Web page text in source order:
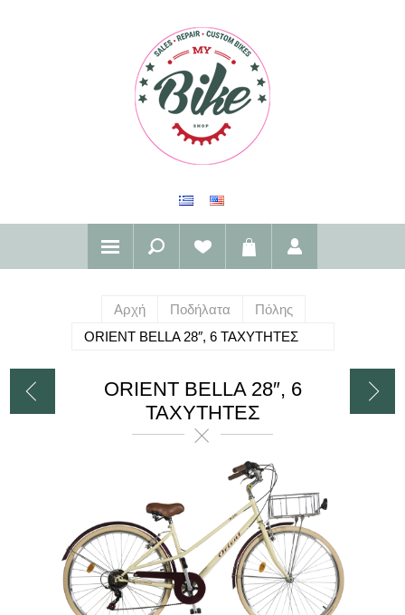
Αρχή Ποδήλατα
Πόλης
ORIENT BELLA 28″, 6 ΤΑΧΥΤΗΤΕΣ
ORIENT BELLA 28″, 6
ΤΑΧΥΤΗΤΕΣ